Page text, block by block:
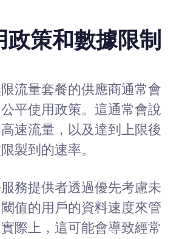
策和數據限制
流量套餐的供應商通常會
平使用政策。這通常會說
速流量，以及達到上限後
製到的速率。
務提供者透過優先考慮未
值的用戶的資料速度來管
際上，這可能會導致經常